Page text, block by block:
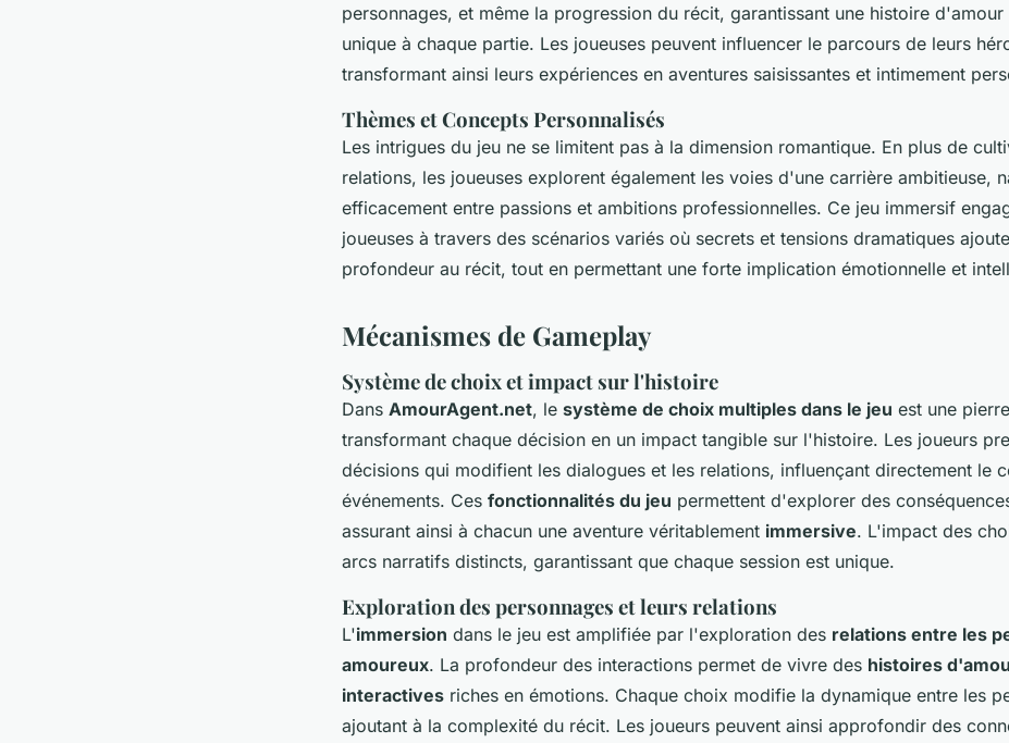
personnages, et même la progression du récit, garantissant une histoire
unique à chaque partie. Les joueuses peuvent influencer le parcours de leurs
transformant ainsi leurs expériences en aventures saisissantes et intimement
Thèmes et Concepts Personnalisés
Les intrigues du jeu ne se limitent pas à la dimension romantique. En plus de
relations, les joueuses explorent également les voies d'une carrière ambitieuse,
efficacement entre passions et ambitions professionnelles. Ce jeu immersif
joueuses à travers des scénarios variés où secrets et tensions dramatiques
profondeur au récit, tout en permettant une forte implication émotionnelle et
Mécanismes de Gameplay
Système de choix et impact sur l'histoire
Dans AmourAgent.net, le système de choix multiples dans le jeu est une
transformant chaque décision en un impact tangible sur l'histoire. Les joueurs
décisions qui modifient les dialogues et les relations, influençant directement le
événements. Ces fonctionnalités du jeu permettent d'explorer des
assurant ainsi à chacun une aventure véritablement immersive. L'impact des
arcs narratifs distincts, garantissant que chaque session est unique.
Exploration des personnages et leurs relations
L'immersion dans le jeu est amplifiée par l'exploration des relations entre les
amoureux. La profondeur des interactions permet de vivre des histoires
interactives riches en émotions. Chaque choix modifie la dynamique entre les
ajoutant à la complexité du récit. Les joueurs peuvent ainsi approfondir des